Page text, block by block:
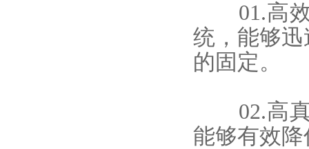
01.高效
统，能够
的固定。
02.高真
能够有效